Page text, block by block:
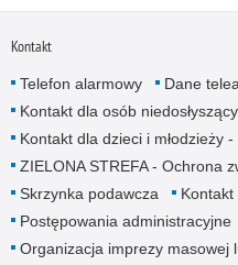
Kontakt
Telefon alarmowy
Dane
Kontakt dla osób
Kontakt dla dzieci i młodzieży
ZIELONA STREFA - Ochrona
Skrzynka podawcza
Postępowania administracyjne
Organizacja imprezy masowej